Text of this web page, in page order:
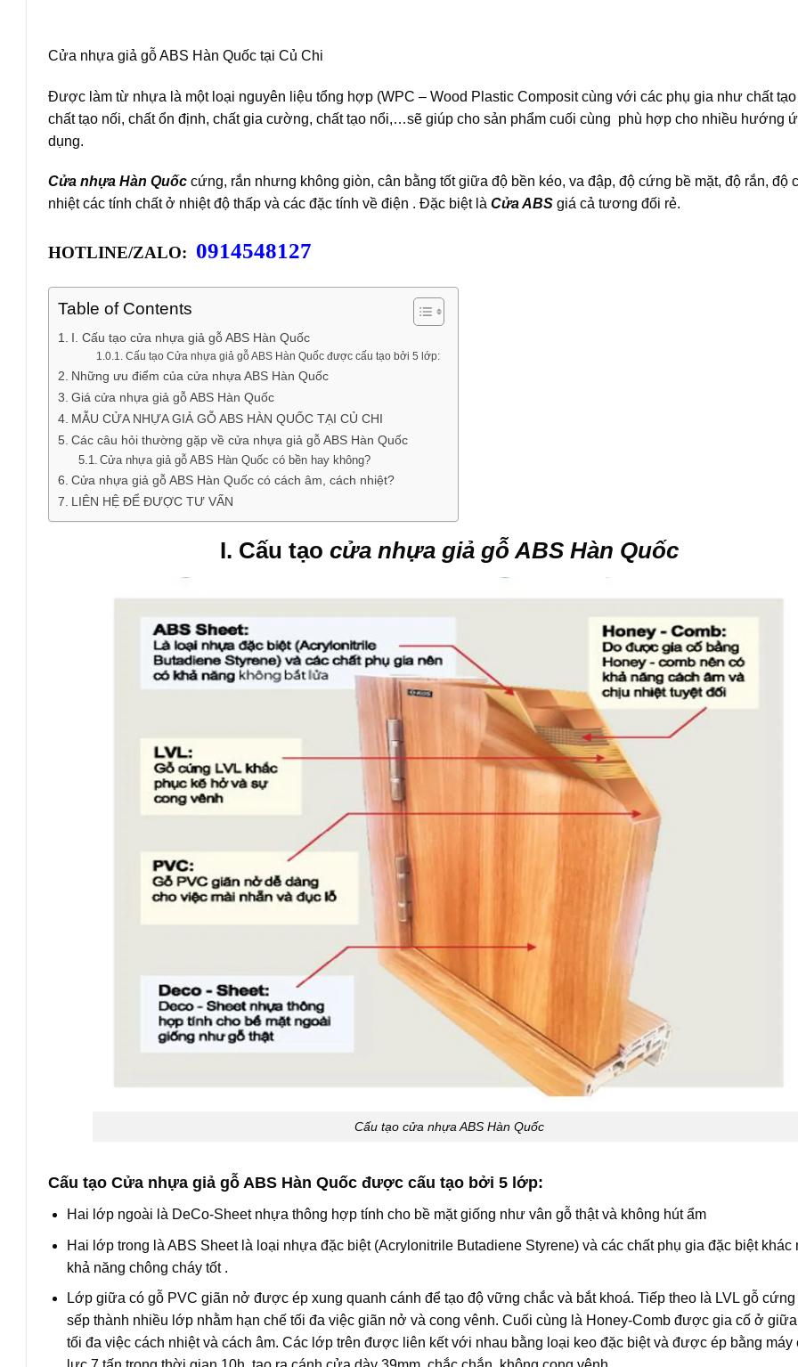
Cửa nhựa giả gỗ ABS Hàn Quốc tại Củ Chi
Được làm từ nhựa là một loại nguyên liệu tổng hợp (WPC – Wood Plastic Composit cùng với các phụ gia như chất tạo
chất tạo nối, chất ổn định, chất gia cường, chất tạo nổi,…sẽ giúp cho sản phẩm cuối cùng phù hợp cho nhiều hướng
dụng.
Cửa nhựa Hàn Quốc cứng, rắn nhưng không giòn, cân bằng tốt giữa độ bền kéo, va đập, độ cứng bề mặt, độ rắn, độ
nhiệt các tính chất ở nhiệt độ thấp và các đặc tính về điện . Đặc biệt là Cửa ABS giá cả tương đối rẻ.
HOTLINE/ZALO: 0914548127
Table of Contents
I. Cấu tạo cửa nhựa giả gỗ ABS Hàn Quốc
Cấu tạo Cửa nhựa giả gỗ ABS Hàn Quốc được cấu tạo bởi 5 lớp:
Những ưu điểm của cửa nhựa ABS Hàn Quốc
Giá cửa nhựa giả gỗ ABS Hàn Quốc
MẪU CỬA NHỰA GIẢ GỖ ABS HÀN QUỐC TẠI CỦ CHI
Các câu hỏi thường gặp về cửa nhựa giả gỗ ABS Hàn Quốc
Cửa nhựa giả gỗ ABS Hàn Quốc có bền hay không?
Cửa nhựa giả gỗ ABS Hàn Quốc có cách âm, cách nhiệt?
LIÊN HỆ ĐỂ ĐƯỢC TƯ VẤN
I. Cấu tạo cửa nhựa giả gỗ ABS Hàn Quốc
Cấu tạo cửa nhựa ABS Hàn Quốc
Cấu tạo Cửa nhựa giả gỗ ABS Hàn Quốc được cấu tạo bởi 5 lớp:
Hai lớp ngoài là DeCo-Sheet nhựa thông hợp tính cho bề mặt giống như vân gỗ thật và không hút ẩm
Hai lớp trong là ABS Sheet là loại nhựa đặc biệt (Acrylonitrile Butadiene Styrene) và các chất phụ gia đặc biệt khác
khả năng chông cháy tốt .
Lớp giữa có gỗ PVC giãn nở được ép xung quanh cánh để tạo độ vững chắc và bắt khoá. Tiếp theo là LVL gỗ
sếp thành nhiều lớp nhằm hạn chế tối đa việc giãn nở và cong vênh. Cuối cùng là Honey-Comb được gia cố ở
tối đa việc cách nhiệt và cách âm. Các lớp trên được liên kết với nhau bằng loại keo đặc biệt và được ép bằng máy